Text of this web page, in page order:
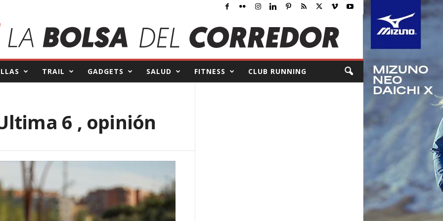
TRAIL GADGETS SALUD FITNESS CLUB RUNNING
6 , opinión